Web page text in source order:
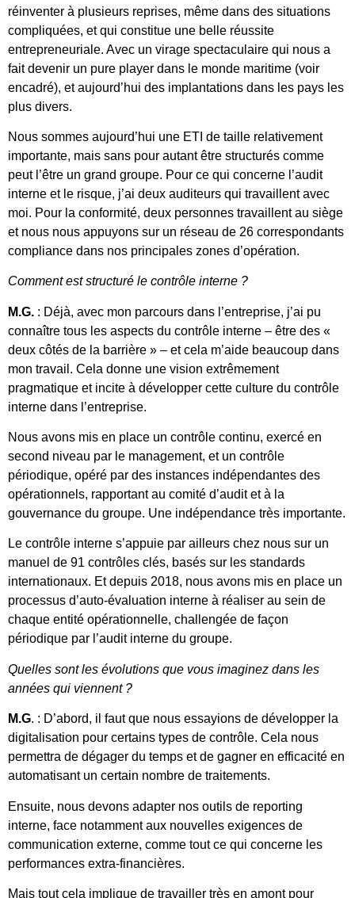
réinventer à plusieurs reprises, même dans des situations
compliquées, et qui constitue une belle réussite
entrepreneuriale. Avec un virage spectaculaire qui nous a
fait devenir un pure player dans le monde maritime (voir
encadré), et aujourd’hui des implantations dans les pays les
plus divers.
Nous sommes aujourd’hui une ETI de taille relativement
importante, mais sans pour autant être structurés comme
peut l’être un grand groupe. Pour ce qui concerne l’audit
interne et le risque, j’ai deux auditeurs qui travaillent avec
moi. Pour la conformité, deux personnes travaillent au siège
et nous nous appuyons sur un réseau de 26 correspondants
compliance dans nos principales zones d’opération.
Comment est structuré le contrôle interne ?
M.G. : Déjà, avec mon parcours dans l’entreprise, j’ai pu
connaître tous les aspects du contrôle interne – être des «
deux côtés de la barrière » – et cela m’aide beaucoup dans
mon travail. Cela donne une vision extrêmement
pragmatique et incite à développer cette culture du contrôle
interne dans l’entreprise.
Nous avons mis en place un contrôle continu, exercé en
second niveau par le management, et un contrôle
périodique, opéré par des instances indépendantes des
opérationnels, rapportant au comité d’audit et à la
gouvernance du groupe. Une indépendance très importante.
Le contrôle interne s’appuie par ailleurs chez nous sur un
manuel de 91 contrôles clés, basés sur les standards
internationaux. Et depuis 2018, nous avons mis en place un
processus d’auto-évaluation interne à réaliser au sein de
chaque entité opérationnelle, challengée de façon
périodique par l’audit interne du groupe.
Quelles sont les évolutions que vous imaginez dans les
années qui viennent ?
M.G. : D’abord, il faut que nous essayions de développer la
digitalisation pour certains types de contrôle. Cela nous
permettra de dégager du temps et de gagner en efficacité en
automatisant un certain nombre de traitements.
Ensuite, nous devons adapter nos outils de reporting
interne, face notamment aux nouvelles exigences de
communication externe, comme tout ce qui concerne les
performances extra-financières.
Mais tout cela implique de travailler très en amont pour